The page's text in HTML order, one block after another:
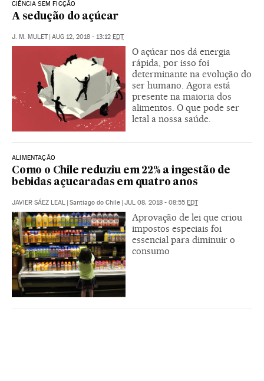
CIÊNCIA SEM FICÇÃO
A sedução do açúcar
J. M. MULET | AUG 12, 2018 - 13:12 EDT
O açúcar nos dá energia
rápida, por isso foi
determinante na evolução do
ser humano. Agora está
presente na maioria dos
alimentos. O que pode ser
letal a nossa saúde.
ALIMENTAÇÃO
Como o Chile reduziu em 22% a ingestão de
bebidas açucaradas em quatro anos
JAVIER SÁEZ LEAL | Santiago do Chile | JUL 08, 2018 - 08:55 EDT
Aprovação de lei que criou
impostos especiais foi
essencial para diminuir o
consumo